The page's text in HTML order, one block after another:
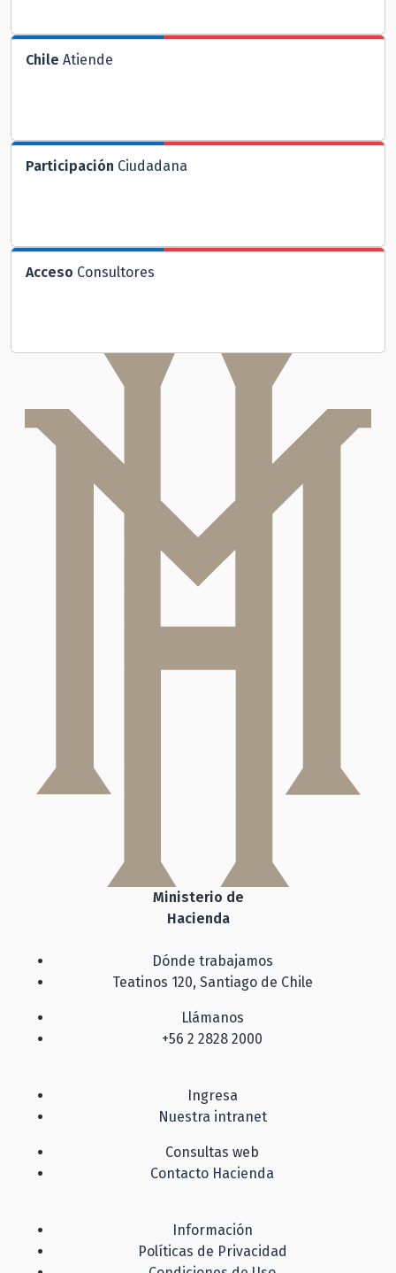
Chile Atiende
Participación Ciudadana
Acceso Consultores
Ministerio de
Hacienda
Dónde trabajamos
Teatinos 120, Santiago de Chile
Llámanos
+56 2 2828 2000
Ingresa
Nuestra intranet
Consultas web
Contacto Hacienda
Información
Políticas de Privacidad